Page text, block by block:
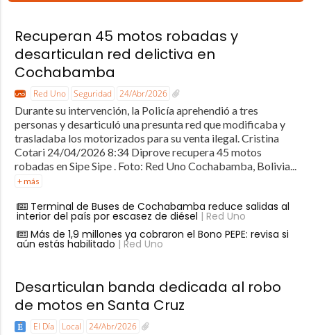
Recuperan 45 motos robadas y
desarticulan red delictiva en
Cochabamba
Red Uno Seguridad 24/Abr/2026
Durante su intervención, la Policía aprehendió a tres
personas y desarticuló una presunta red que modificaba y
trasladaba los motorizados para su venta ilegal. Cristina
Cotari 24/04/2026 8:34 Diprove recupera 45 motos
robadas en Sipe Sipe . Foto: Red Uno Cochabamba, Bolivia...
+ más
Terminal de Buses de Cochabamba reduce salidas al
interior del país por escasez de diésel | Red Uno
Más de 1,9 millones ya cobraron el Bono PEPE: revisa si
aún estás habilitado | Red Uno
Desarticulan banda dedicada al robo
de motos en Santa Cruz
El Día Local 24/Abr/2026